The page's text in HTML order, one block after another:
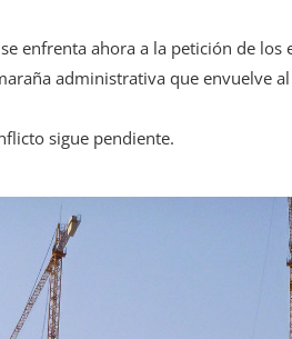
enfrenta ahora a la petición de los
administrativa que envuelve
sigue pendiente.